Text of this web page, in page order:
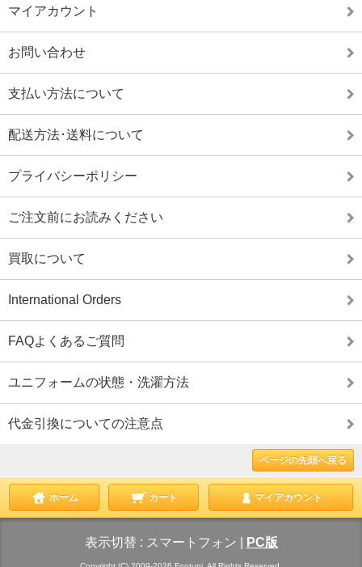
マイアカウント
お問い合わせ
支払い方法について
配送方法･送料について
プライバシーポリシー
ご注文前にお読みください
買取について
International Orders
FAQよくあるご質問
ユニフォームの状態・洗濯方法
代金引換についての注意点
ページの先頭へ戻る
ホーム カート マイアカウント
表示切替 : スマートフォン PC版